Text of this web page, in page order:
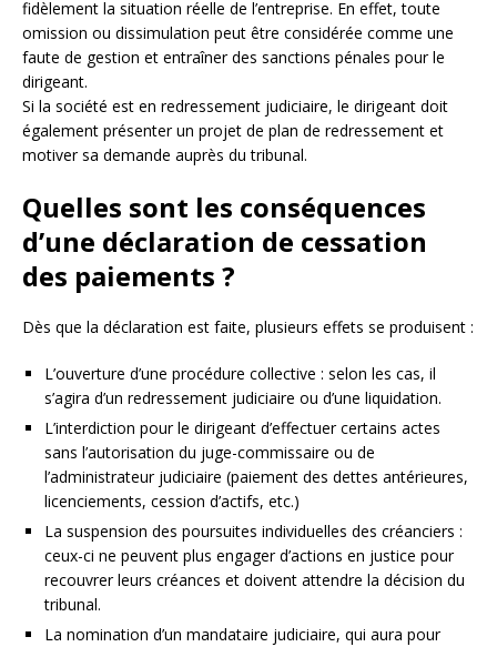
fidèlement la situation réelle de l’entreprise. En effet, toute
omission ou dissimulation peut être considérée comme une
faute de gestion et entraîner des sanctions pénales pour le
dirigeant.
Si la société est en redressement judiciaire, le dirigeant doit
également présenter un projet de plan de redressement et
motiver sa demande auprès du tribunal.
Quelles sont les conséquences
d’une déclaration de cessation
des paiements ?
Dès que la déclaration est faite, plusieurs effets se produisent :
L’ouverture d’une procédure collective : selon les cas, il
s’agira d’un redressement judiciaire ou d’une liquidation.
L’interdiction pour le dirigeant d’effectuer certains actes
sans l’autorisation du juge-commissaire ou de
l’administrateur judiciaire (paiement des dettes antérieures,
licenciements, cession d’actifs, etc.)
La suspension des poursuites individuelles des créanciers :
ceux-ci ne peuvent plus engager d’actions en justice pour
recouvrer leurs créances et doivent attendre la décision du
tribunal.
La nomination d’un mandataire judiciaire, qui aura pour